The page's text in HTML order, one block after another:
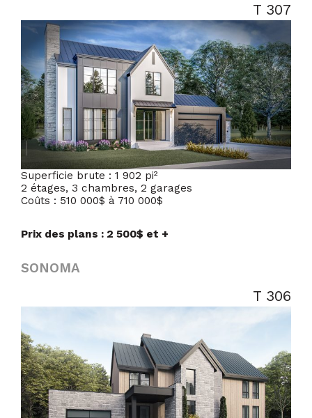
T 307
Superficie brute : 1 902 pi²
2 étages, 3 chambres, 2 garages
Coûts : 510 000$ à 710 000$
Prix des plans : 2 500$ et +
SONOMA
T 306